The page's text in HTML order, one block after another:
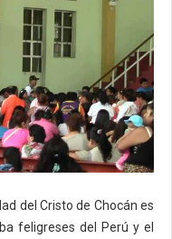
del Cristo de Chocán es
feligreses del Perú y el